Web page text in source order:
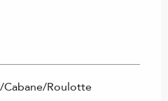
Roulotte